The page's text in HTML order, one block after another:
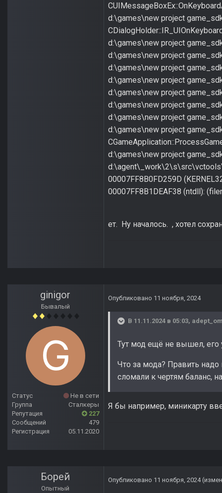
d:\games\new project
d:\games\new project
d:\games\new project
d:\games\new project
d:\games\new project
d:\games\new project
d:\games\new project
d:\games\new project
d:\games\new project
d:\games\new project
00007FF8B0FD259D
00007FF8B1DEAF38 (ntdll):
ет. Ну началось. , хотел
ginigor
Бывалый
Статус
Не в сети
Группа
Сталкеры
Репутация
227
Сообщений
479
Регистрация
05.11.2020
Опубликовано 11 ноября, 2024
В 11.11.2024 в 05:03,
Тут мод ещё не вышел, его
Что за мода? Править
сломали к чертям баланс,
Я бы например, миникарту
Борей
Опытный
Опубликовано 11 ноября, 2024